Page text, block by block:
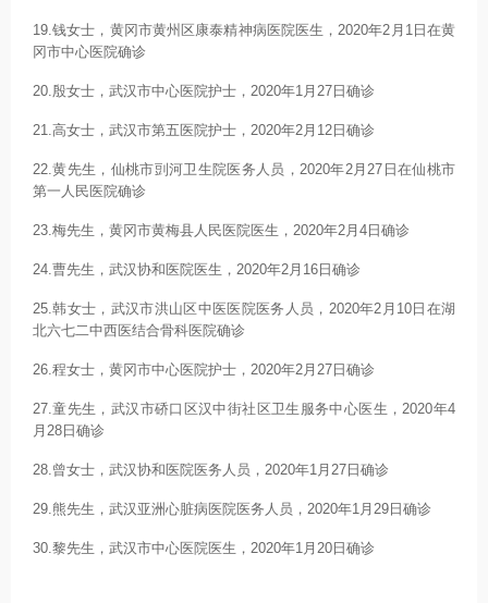
19.钱女士，黄冈市黄州区康泰精神病医院医生，2020年2月1日在黄
冈市中心医院确诊
20.殷女士，武汉市中心医院护士，2020年1月27日确诊
21.高女士，武汉市第五医院护士，2020年2月12日确诊
22.黄先生，仙桃市剅河卫生院医务人员，2020年2月27日在仙桃市
第一人民医院确诊
23.梅先生，黄冈市黄梅县人民医院医生，2020年2月4日确诊
24.曹先生，武汉协和医院医生，2020年2月16日确诊
25.韩女士，武汉市洪山区中医医院医务人员，2020年2月10日在湖
北六七二中西医结合骨科医院确诊
26.程女士，黄冈市中心医院护士，2020年2月27日确诊
27.童先生，武汉市硚口区汉中街社区卫生服务中心医生，2020年4
月28日确诊
28.曾女士，武汉协和医院医务人员，2020年1月27日确诊
29.熊先生，武汉亚洲心脏病医院医务人员，2020年1月29日确诊
30.黎先生，武汉市中心医院医生，2020年1月20日确诊